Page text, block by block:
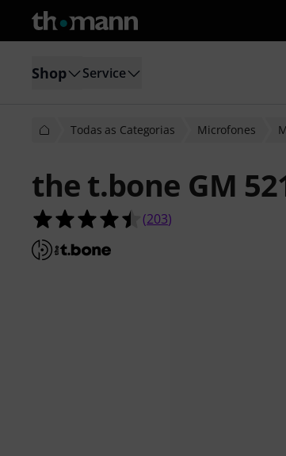
Shop Service
Todas as Categorias Microfones
the t.bone GM
4.5 de 5 estrelas de 203
(203)